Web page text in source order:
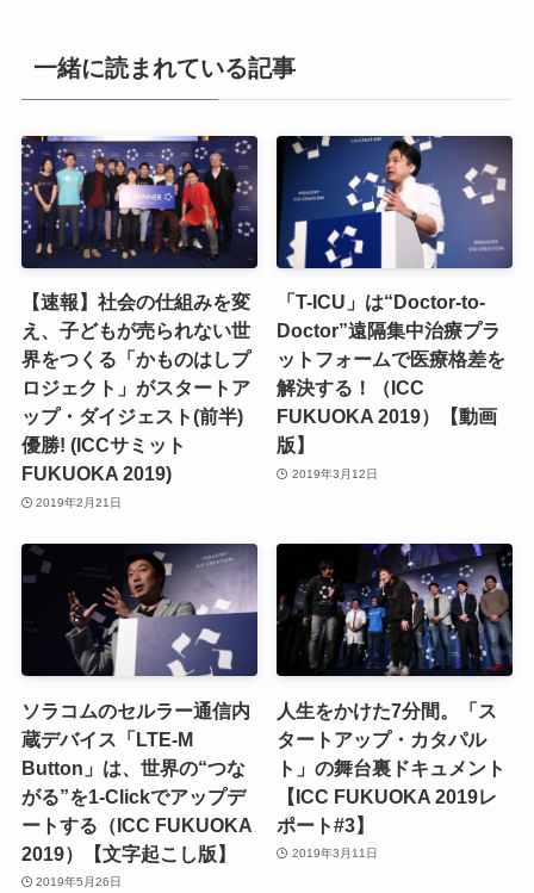
一緒に読まれている記事
【速報】社会の仕組みを変
え、子どもが売られない世
界をつくる「かものはしプ
ロジェクト」がスタートア
ップ・ダイジェスト(前半)
優勝! (ICCサミット
FUKUOKA 2019)
2019年2月21日
「T-ICU」は“Doctor-to-
Doctor”遠隔集中治療プラ
ットフォームで医療格差を
解決する！（ICC
FUKUOKA 2019）【動画
版】
2019年3月12日
ソラコムのセルラー通信内
蔵デバイス「LTE-M
Button」は、世界の“つな
がる”を1-Clickでアップデ
ートする（ICC FUKUOKA
2019）【文字起こし版】
2019年5月26日
人生をかけた7分間。「ス
タートアップ・カタパル
ト」の舞台裏ドキュメント
【ICC FUKUOKA 2019レ
ポート#3】
2019年3月11日